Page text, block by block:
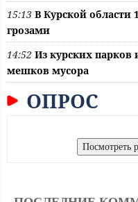
15:13 В Курской
грозами
14:52 Из курских парков
мешков мусора
ОПРОС